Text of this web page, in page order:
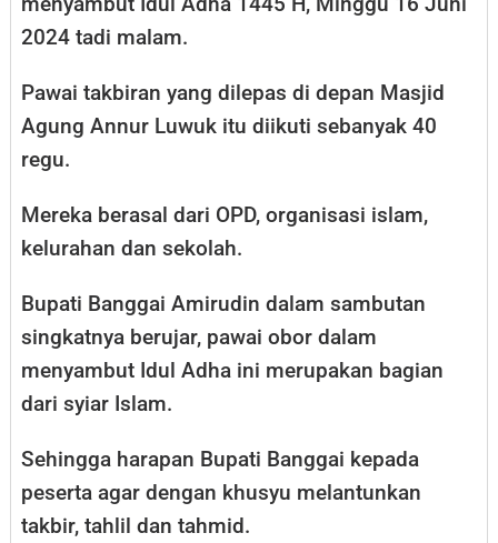
Adha
2024 tadi malam.
Pawai takbiran yang dilepas di depan Masjid
Agung Annur Luwuk itu diikuti sebanyak 40
regu.
Mereka berasal dari OPD, organisasi islam,
kelurahan dan sekolah.
Bupati Banggai Amirudin dalam sambutan
singkatnya berujar, pawai obor dalam
menyambut Idul Adha ini merupakan bagian
dari syiar Islam.
Sehingga harapan Bupati Banggai kepada
peserta agar dengan khusyu melantunkan
takbir, tahlil dan tahmid.